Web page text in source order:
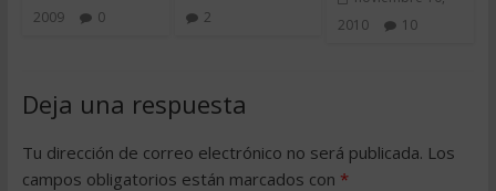
2009 0 2
2010
10
Deja una respuesta
Tu dirección de correo electrónico no será publicada. Los
campos obligatorios están marcados con *